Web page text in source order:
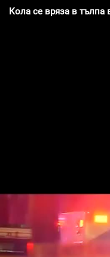
Кола се вряза в